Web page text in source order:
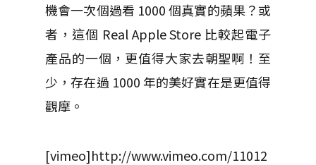
機會一次個過看 1000 個真實的蘋果？或
者，這個 Real Apple Store 比較起電子
產品的一個，更值得大家去朝聖啊！至
少，存在過 1000 年的美好實在是更值得
觀摩。
[vimeo]http://www.vimeo.com/11012